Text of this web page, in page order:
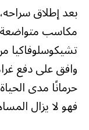
مكاسب
تشيكوسلوفاكيا
حرمانًا مدى
فهو لا يزال